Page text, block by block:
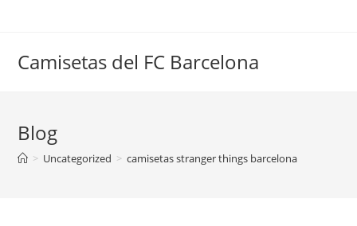
Camisetas del FC Barcelona
Blog
> Uncategorized > camisetas stranger things barcelona